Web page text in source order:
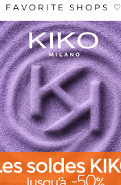
FAVORITE SHOPS ♡